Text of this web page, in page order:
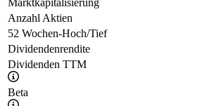
Marktkapitalisierung
Anzahl Aktien
52 Wochen-Hoch/Tief
Dividendenrendite
Dividenden TTM
Beta